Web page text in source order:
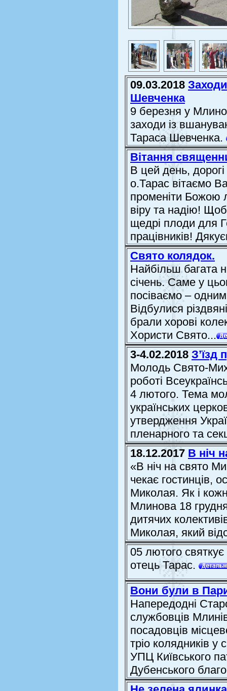
09.03.2018
Шевченка
9 березня у
заходи із
Тараса Шевченка.
Вітання
В цей день,
о.Тарас вітаємо
променіти Божою
віру та надію!
щедрі плоди для
працівників!
Свято колядок.
Найбільш багата
січень. Саме у
посіваємо –
Відбулися
брали хорові
Хористи Свято...
3-4.02.2018 З’їзд
Молодь Свято-
роботі
4 лютого. Тема
українських
утвердження
пленарного та
18.12.2017 В ніч
«В ніч на свято
чекає гостинців,
Миколая. Як і
Млинова 18
дитячих
Миколая, який
05 лютого
отець Тарас.
Вони були в
Напередодні
службовців
посадовців
тріо колядників у
УПЦ Київського
Дубенського